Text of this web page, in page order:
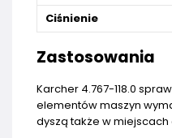
Ciśnienie
Zastosowania
Karcher 4.767-118.0
elementów maszyn
dyszą także w